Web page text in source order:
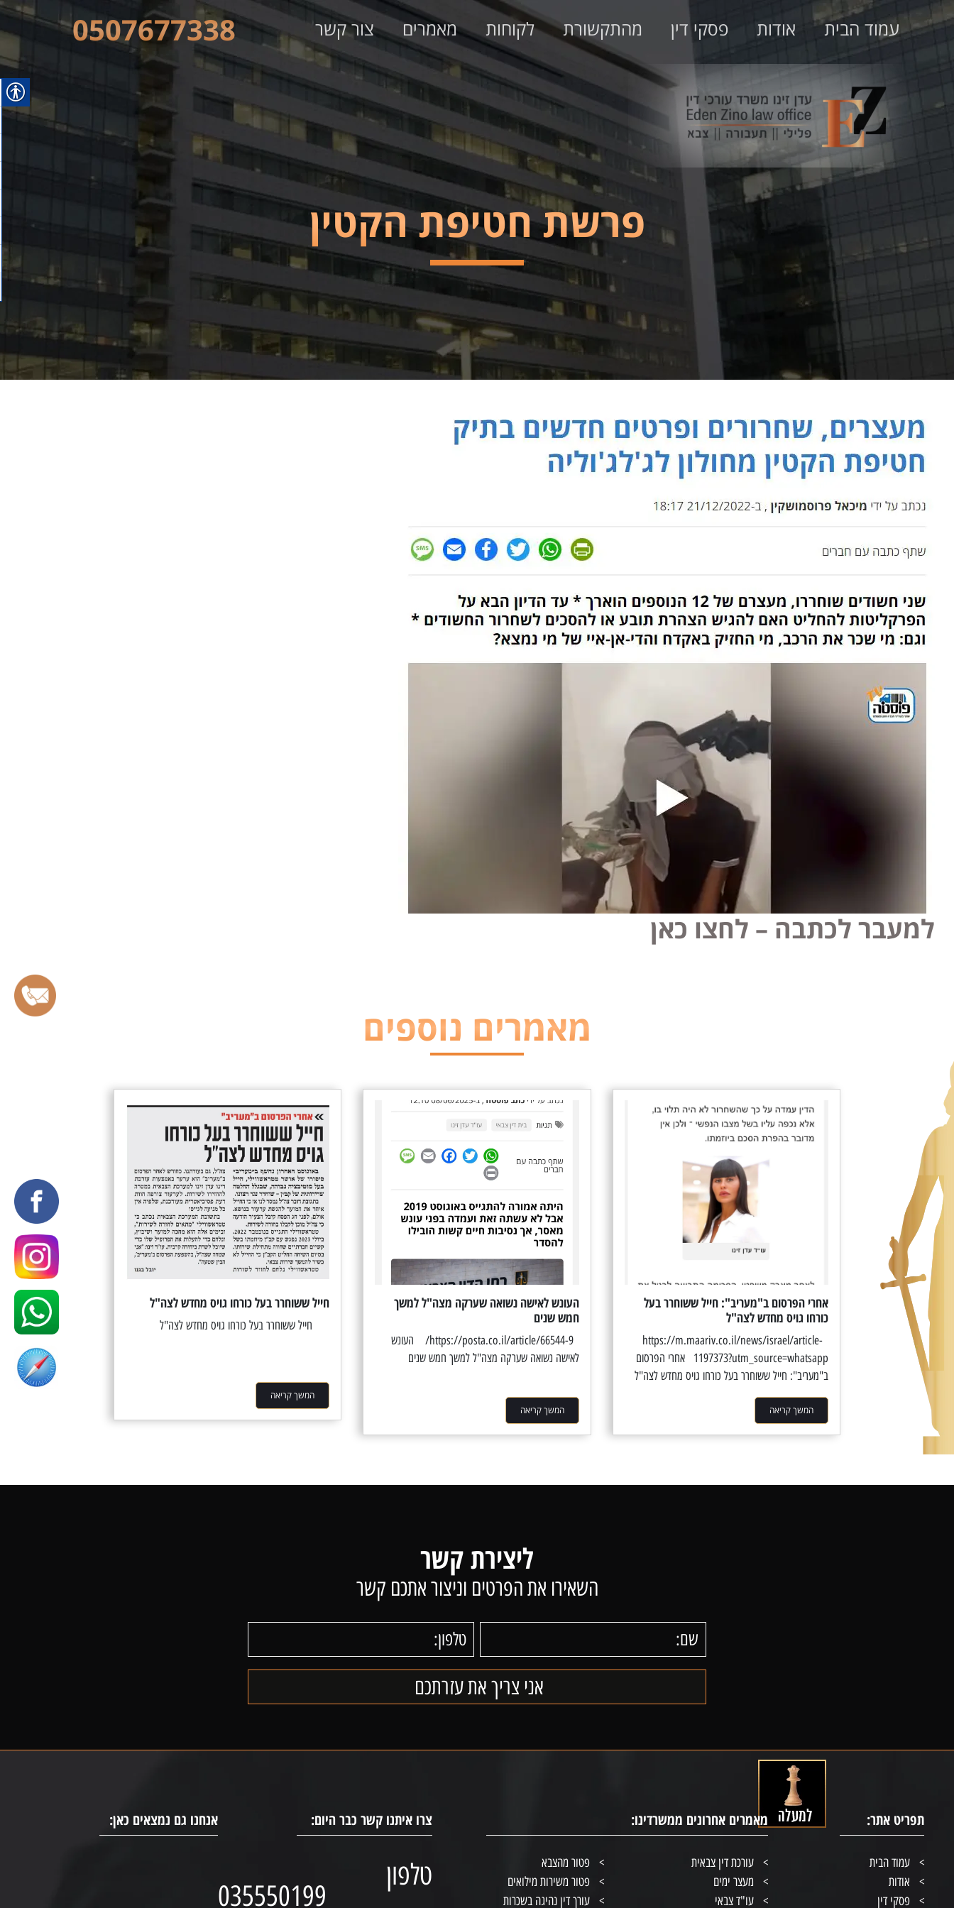
עמוד הבית אודות פסקי דין מהתקשורת לקוחות מאמרים צור קשר 0507677338
פרשת חטיפת הקטין
למעבר לכתבה – לחצו כאן
מאמרים נוספים
אחרי הפרסום ב"מעריב": חייל ששוחרר בעל
כורחו גויס מחדש לצה"ל
https://m.maariv.co.il/news/israel/article-
1197373?utm_source=whatsapp אחרי הפרסום
ב"מעריב": חייל ששוחרר בעל כורחו גויס מחדש לצה"ל
המשך קריאה
העונש לאישה נשואה שערקה מצה"ל למשך
חמש שנים
https://posta.co.il/article/66544-9/ העונש
לאישה נשואה שערקה מצה"ל למשך חמש שנים
המשך קריאה
חייל ששוחרר בעל כורחו גויס מחדש לצה"ל
חייל ששוחרר בעל כורחו גויס מחדש לצה"ל
המשך קריאה
ליצירת קשר
השאירו את הפרטים וניצור אתכם קשר
תפריט אתר:
עמוד הבית
אודות
פסקי דין
מאמרים אחרונים ממשרדינו:
עורכת דין צבאית
פטור מהצבא
מעצר ימים
פטור משירות מילואים
עו"ד צבאי
עורך דין נהיגה בשכרות
צרו איתנו קשר כבר היום:
טלפון
035550199
אנחנו גם נמצאים כאן: